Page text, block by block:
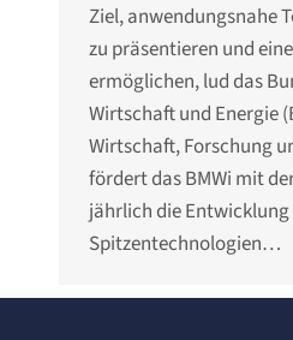
Ziel, anwendungsnahe
zu präsentieren und
ermöglichen, lud das
Wirtschaft und Energie
Wirtschaft, Forschung
fördert das BMWi mit
jährlich die
Spitzentechnologien…